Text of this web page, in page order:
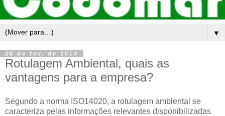
▼
26 de fev. de 2014
Rotulagem Ambiental, quais as
vantagens para a empresa?
Segundo a norma ISO14020, a rotulagem ambiental se
caracteriza pelas informações relevantes disponibilizadas